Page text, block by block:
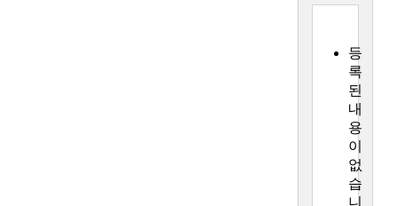
등
록
된
내
용
이
없
습
니